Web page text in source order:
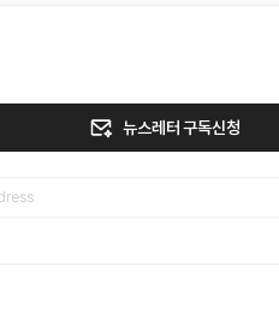
뉴스레터 구독신청